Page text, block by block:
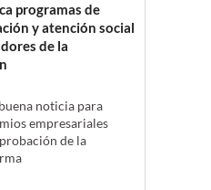
programas de
y atención social
de la
noticia para
empresariales
de la